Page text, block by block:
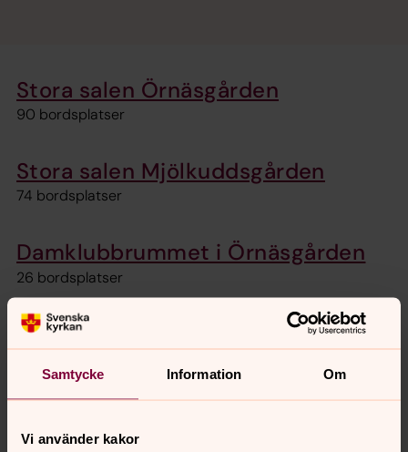
Samtycke Information Om
Vi använder kakor
Stora salen Örnäsgården
90 bordsplatser
Stora salen Mjölkuddsgården
74 bordsplatser
Damklubbrummet i Örnäsgården
26 bordsplatser
Caféet i Mjölkuddsgården
50 bordsplatser